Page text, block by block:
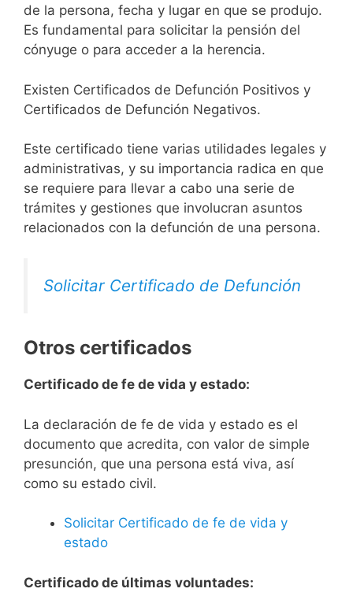
de la persona, fecha y lugar en que se produjo.
Es fundamental para solicitar la pensión del
cónyuge o para acceder a la herencia.
Existen Certificados de Defunción Positivos y
Certificados de Defunción Negativos.
Este certificado tiene varias utilidades legales y
administrativas, y su importancia radica en que
se requiere para llevar a cabo una serie de
trámites y gestiones que involucran asuntos
relacionados con la defunción de una persona.
Solicitar Certificado de Defunción
Otros certificados
Certificado de fe de vida y estado:
La declaración de fe de vida y estado es el
documento que acredita, con valor de simple
presunción, que una persona está viva, así
como su estado civil.
Solicitar Certificado de fe de vida y
estado
Certificado de últimas voluntades: